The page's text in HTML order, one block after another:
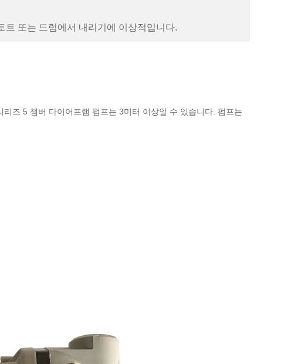
트 또는 드럼에서 내리기에 이상적입니다.
즈 5 챔버 다이어프램 펌프는 3미터 이상일 수 있습니다. 펌프는